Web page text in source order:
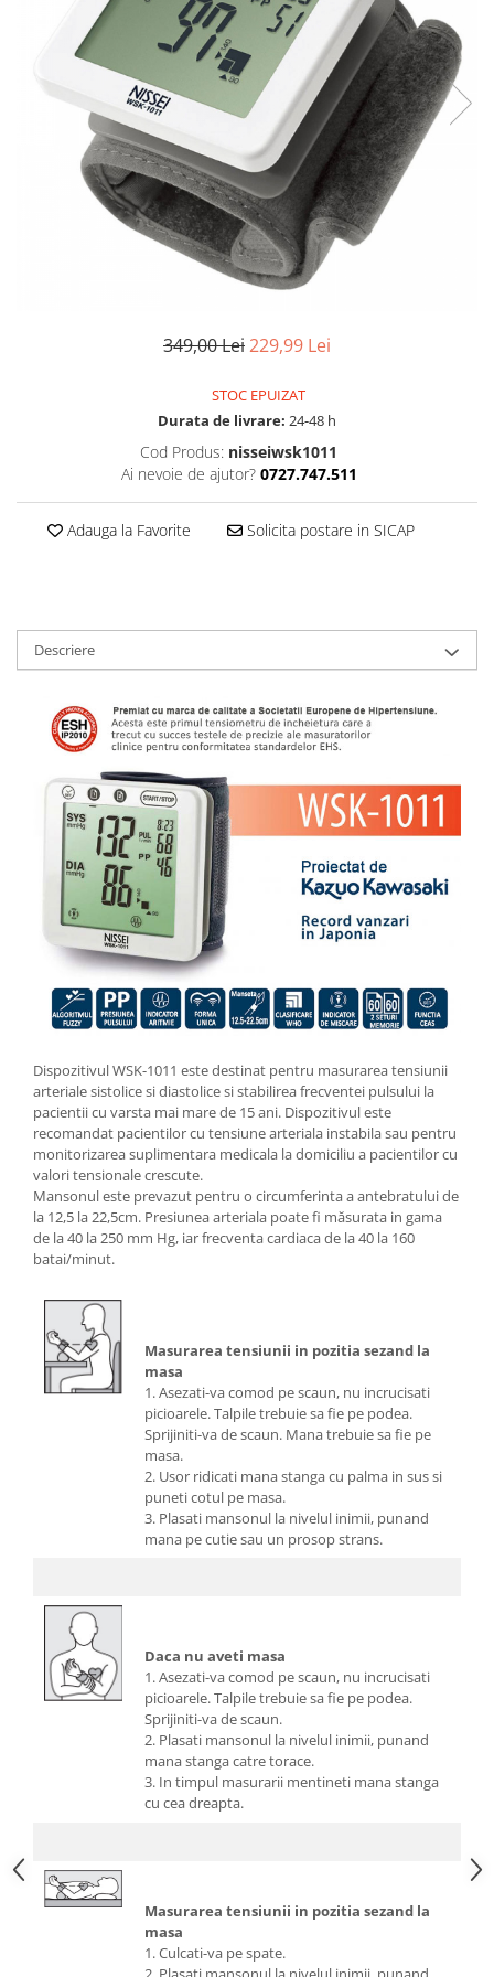
Pulsoximetre de deget
Pulsoximetre profesionale
Accesorii
Monitorizare medicala
Stetoscoape
Spirometre
Spirometre portabile
Accesorii spirometre
Consumabile medicale
Suporturi ortopedice si orteze
Uscatoare
Perii electrice
Articole ingrijire copii
Aspiratoare nazale
Pompe de san
Incalzitoare si sterilizatoare
349,00 Lei229,99 Lei
STOC EPUIZAT
Durata de livrare: 24-48 h
Cod Produs: nisseiwsk1011
Ai nevoie de ajutor? 0727.747.511
Adauga la Favorite Solicita postare in SICAP
Descriere
Dispozitivul WSK-1011 este destinat pentru masurarea tensiunii
arteriale sistolice si diastolice si stabilirea frecventei pulsului la
pacientii cu varsta mai mare de 15 ani. Dispozitivul este
recomandat pacientilor cu tensiune arteriala instabila sau pentru
monitorizarea suplimentara medicala la domiciliu a pacientilor cu
valori tensionale crescute.
Mansonul este prevazut pentru o circumferinta a antebratului de
la 12,5 la 22,5cm. Presiunea arteriala poate fi măsurata in gama
de la 40 la 250 mm Hg, iar frecventa cardiaca de la 40 la 160
batai/minut.
Masurarea tensiunii in pozitia sezand la
masa
1. Asezati-va comod pe scaun, nu incrucisati
picioarele. Talpile trebuie sa fie pe podea.
Sprijiniti-va de scaun. Mana trebuie sa fie pe
masa.
2. Usor ridicati mana stanga cu palma in sus si
puneti cotul pe masa.
3. Plasati mansonul la nivelul inimii, punand
mana pe cutie sau un prosop strans.
Daca nu aveti masa
1. Asezati-va comod pe scaun, nu incrucisati
picioarele. Talpile trebuie sa fie pe podea.
Sprijiniti-va de scaun.
2. Plasati mansonul la nivelul inimii, punand
mana stanga catre torace.
3. In timpul masurarii mentineti mana stanga
cu cea dreapta.
Masurarea tensiunii in pozitia sezand la
masa
1. Culcati-va pe spate.